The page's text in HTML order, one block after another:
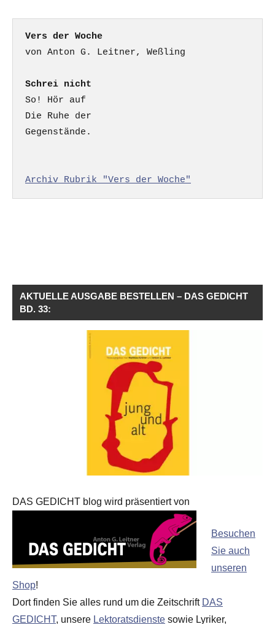
Vers der Woche
Schrei nicht
So! Hör auf
Die Ruhe der
Gegenstände.
Archiv Rubrik "Vers der Woche"
AKTUELLE AUSGABE BESTELLEN – DAS GEDICHT
BD. 33:
DAS GEDICHT blog wird präsentiert von
Besuchen
Sie auch
unseren
Shop!
Dort finden Sie alles rund um die Zeitschrift DAS
GEDICHT, unsere Lektoratsdienste sowie Lyriker,